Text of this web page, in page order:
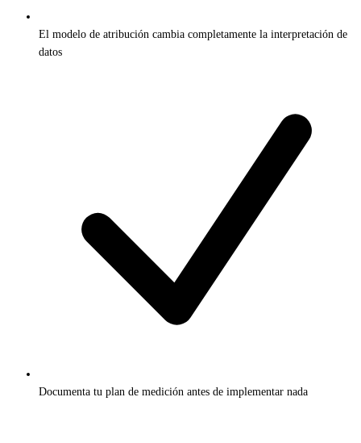
El modelo de atribución cambia completamente la interpretación de
datos
Documenta tu plan de medición antes de implementar nada